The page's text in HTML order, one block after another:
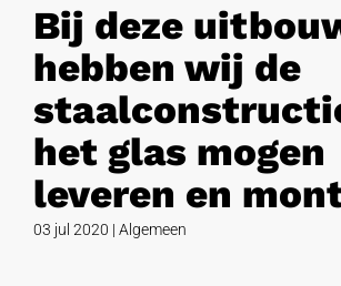
Bij deze
hebben wij de
het glas mogen
leveren en
03 jul 2020 | Algemeen